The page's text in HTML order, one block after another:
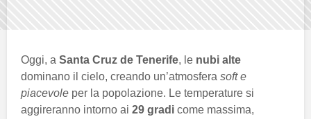
Oggi, a Santa Cruz de Tenerife, le nubi alte
dominano il cielo, creando un’atmosfera soft e
piacevole per la popolazione. Le temperature si
aggireranno intorno ai 29 gradi come massima,